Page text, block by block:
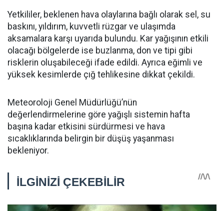
Yetkililer, beklenen hava olaylarına bağlı olarak sel, su
baskını, yıldırım, kuvvetli rüzgar ve ulaşımda
aksamalara karşı uyarıda bulundu. Kar yağışının etkili
olacağı bölgelerde ise buzlanma, don ve tipi gibi
risklerin oluşabileceği ifade edildi. Ayrıca eğimli ve
yüksek kesimlerde çığ tehlikesine dikkat çekildi.
Meteoroloji Genel Müdürlüğü’nün
değerlendirmelerine göre yağışlı sistemin hafta
başına kadar etkisini sürdürmesi ve hava
sıcaklıklarında belirgin bir düşüş yaşanması
bekleniyor.